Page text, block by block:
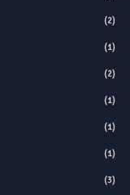
(2)
(1)
(2)
(1)
(1)
(1)
(3)